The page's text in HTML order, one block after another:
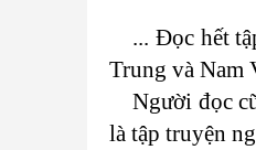
... Đọc hết
Trung và Nam
Người đọc
là tập truyện